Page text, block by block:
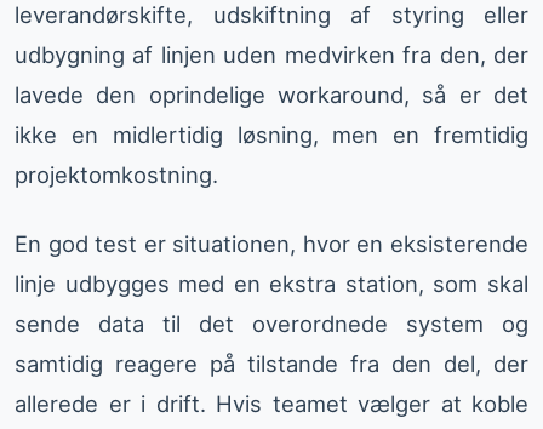
leverandørskifte, udskiftning af styring eller
udbygning af linjen uden medvirken fra den, der
lavede den oprindelige workaround, så er det
ikke en midlertidig løsning, men en fremtidig
projektomkostning.
En god test er situationen, hvor en eksisterende
linje udbygges med en ekstra station, som skal
sende data til det overordnede system og
samtidig reagere på tilstande fra den del, der
allerede er i drift. Hvis teamet vælger at koble